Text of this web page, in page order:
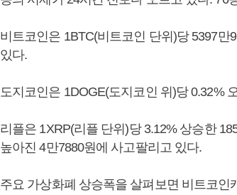
비트코인은 1BTC(비트코인 단위)당 5397
있다.
도지코인은 1DOGE(도지코인 위)당 0.32%
리플은 1XRP(리플 단위)당 3.12% 상승한
높아진 4만7880원에 사고팔리고 있다.
주요 가상화폐 상승폭을 살펴보면 비트코인